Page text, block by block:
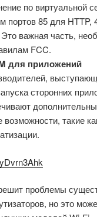
по виртуальной
портов 85 для HTTP,
важная часть,
FCC.
для приложений
сторонних
такие
проблемы
но это